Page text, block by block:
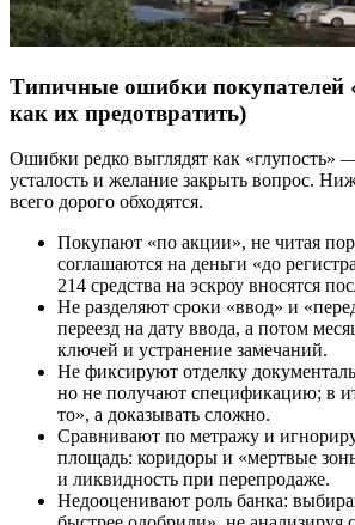
Типичные ошибки покупателей
как их предотвратить)
Ошибки редко выглядят как «глупость»
усталость и желание закрыть вопрос.
всего дорого обходятся.
Покупают «по акции», не читая
соглашаются на деньги «до
214 средства на эскроу вносятся
Не разделяют сроки «ввод» и
переезд на дату ввода, а потом
ключей и устранение замечаний.
Не фиксируют отделку
но не получают спецификацию; в
то», а доказывать сложно.
Сравнивают по метражу и
площадь: коридоры и «мертвые
и ликвидность при перепродаже.
Недооценивают роль банка: